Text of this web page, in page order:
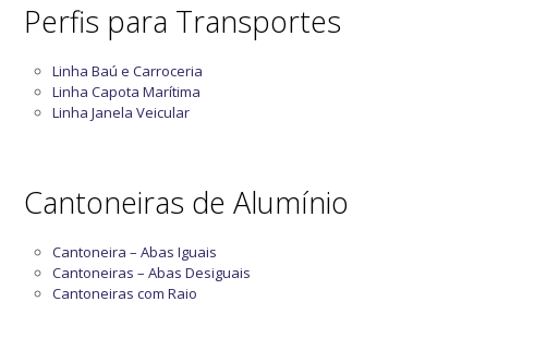
Perfis para Transportes
Linha Baú e Carroceria
Linha Capota Marítima
Linha Janela Veicular
Cantoneiras de Alumínio
Cantoneira – Abas Iguais
Cantoneiras – Abas Desiguais
Cantoneiras com Raio